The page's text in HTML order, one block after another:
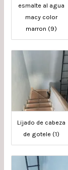
esmalte al agua
macy color
marron (9)
Lijado de cabeza
de gotele (1)